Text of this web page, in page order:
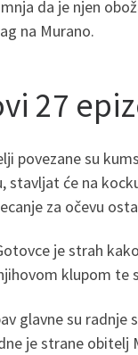
da je njen
na Murano.
27
povezane su
stavljat će na
za očevu
je strah
klupom te
glavne su radnje
je strane obitelj